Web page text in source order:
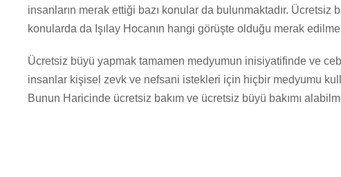
insanların merak ettiği bazı konular da bulunmaktadır.
konularda da Işılay Hocanın hangi görüşte olduğu merak
Ücretsiz büyü yapmak tamamen medyumun inisiyatifinde ve
insanlar kişisel zevk ve nefsani istekleri için hiçbir medyumu
Bunun Haricinde ücretsiz bakım ve ücretsiz büyü bakımı